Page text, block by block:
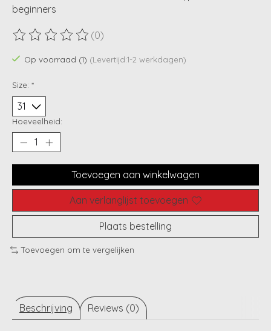
beginners
De beoordeling van dit product is
(0)
Op voorraad (1) (Levertijd:1-2 werkdagen)
Size: *
Hoeveelheid:
Toevoegen aan winkelwagen
Aan verlanglijst toevoegen
Plaats bestelling
Toevoegen om te vergelijken
Beschrijving Reviews (0)